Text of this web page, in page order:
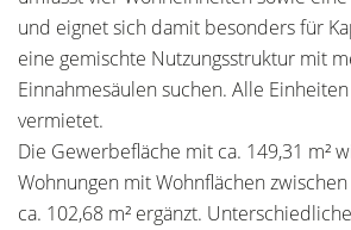
und eignet sich damit besonders für
eine gemischte Nutzungsstruktur mit
Einnahmesäulen suchen. Alle
vermietet.
Die Gewerbefläche mit ca. 149,31 m²
Wohnungen mit Wohnflächen zwischen
ca. 102,68 m² ergänzt.